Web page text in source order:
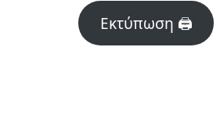
Εκτύπωση 🖨